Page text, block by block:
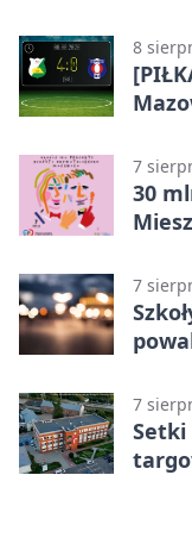
8
7
30
7
7
Setki